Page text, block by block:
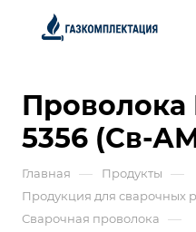
Проволока
5356 (Св-
Главная — Продукты —
Продукция для сварочных
Сварочная проволока —